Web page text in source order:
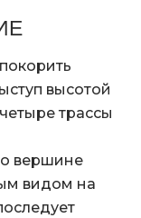
высотой
трассы
вершине
видом на